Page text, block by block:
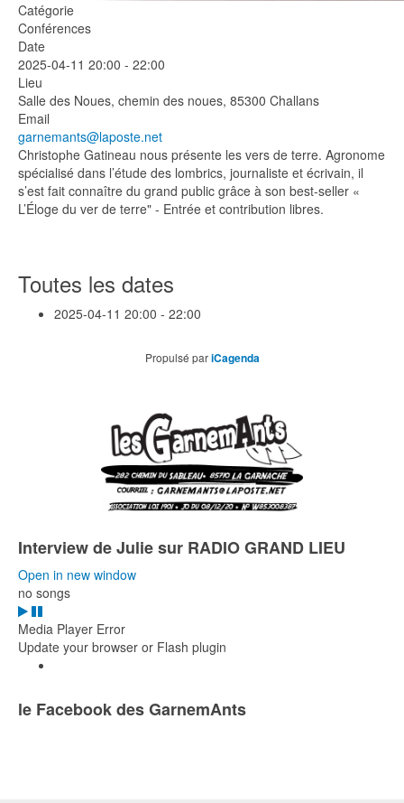
Catégorie
Conférences
Date
2025-04-11 20:00 - 22:00
Lieu
Salle des Noues, chemin des noues, 85300 Challans
Email
garnemants@laposte.net
Christophe Gatineau nous présente les vers de terre. Agronome
spécialisé dans l’étude des lombrics, journaliste et écrivain, il
s’est fait connaître du grand public grâce à son best-seller «
L’Éloge du ver de terre" - Entrée et contribution libres.
Toutes les dates
2025-04-11 20:00 - 22:00
Propulsé pariCagenda
Interview de Julie sur RADIO GRAND LIEU
Open in new window
no songs
Media Player Error
Update your browser or Flash plugin
le Facebook des GarnemAnts